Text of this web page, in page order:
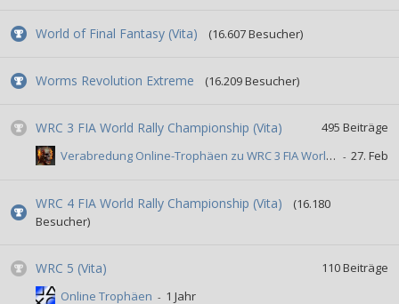
World of Final Fantasy (Vita) (16.607 Besucher)
Worms Revolution Extreme (16.209 Besucher)
WRC 3 FIA World Rally Championship (Vita) 495 Beiträge
Verabredung Online-Trophäen zu WRC 3 FIA World Rally Championship (Vita)
WRC 4 FIA World Rally Championship (Vita)
(16.180
Besucher)
WRC 5 (Vita) 110Beiträge
Online Trophäen